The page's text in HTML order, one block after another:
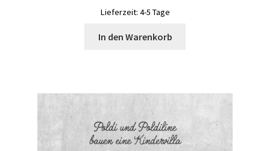
58,00 € 50,00 €.
Lieferzeit: 4-5 Tage
In den Warenkorb